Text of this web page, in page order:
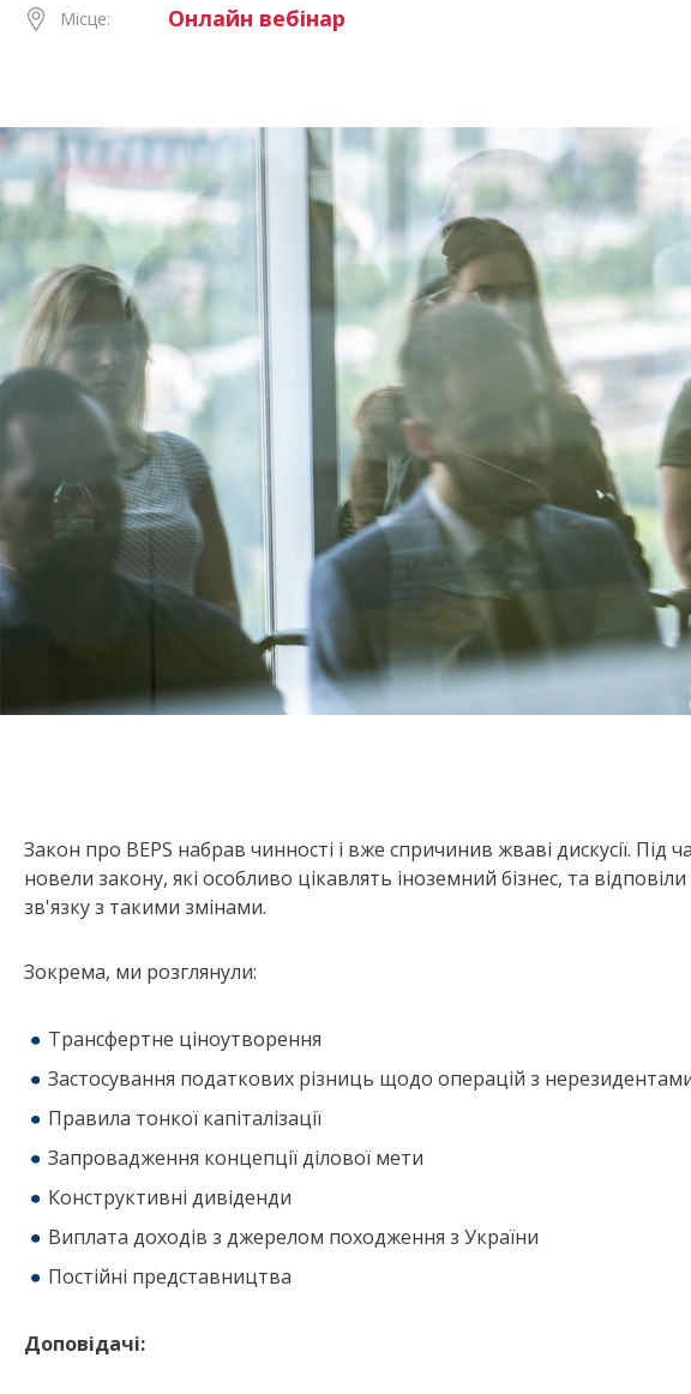
Місце: Онлайн вебінар
Закон про BEPS набрав чинності і вже спричинив жваві дискусії. Під
новели закону, які особливо цікавлять іноземний бізнес, та
зв'язку з такими змінами.
Зокрема, ми розглянули:
Трансфертне ціноутворення
Застосування податкових різниць щодо операцій з
Правила тонкої капіталізації
Запровадження концепції ділової мети
Конструктивні дивіденди
Виплата доходів з джерелом походження з України
Постійні представництва
Доповідачі: